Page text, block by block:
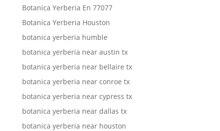
Botanica Yerberia En 77077
Botanica Yerberia Houston
botanica yerberia humble
botanica yerberia near austin tx
botanica yerberia near bellaire tx
botanica yerberia near conroe tx
botanica yerberia near cypress tx
botanica yerberia near dallas tx
botanica yerberia near houston